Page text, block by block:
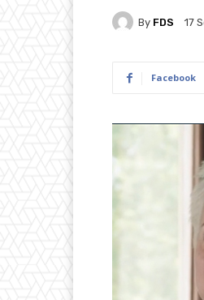
By FDS 17
Facebook